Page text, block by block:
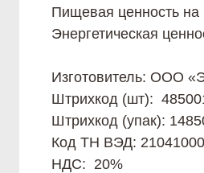
Пищевая ценность на
Энергетическая
Изготовитель: ООО
Штрихкод (шт):
Штрихкод (упак):
Код ТН ВЭД:
НДС: 20%